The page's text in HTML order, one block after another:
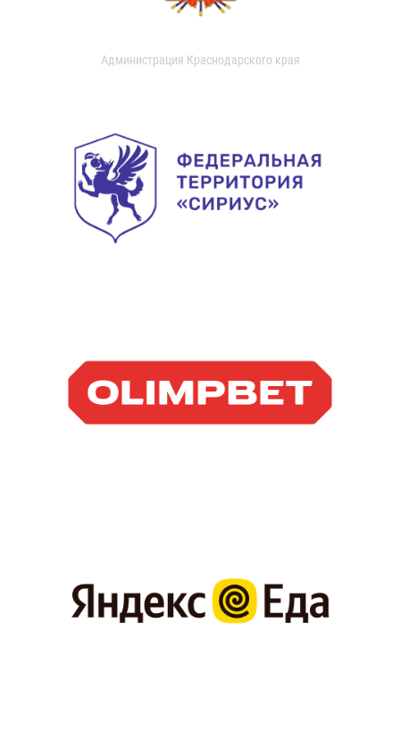
Администрация Краснодарского края